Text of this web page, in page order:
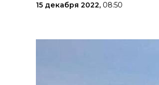
15 декабря 2022, 08:50